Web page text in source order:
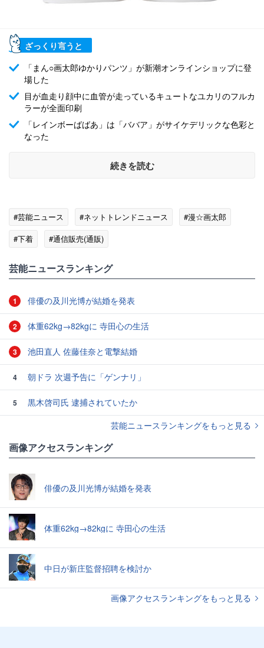
ざっくり言うと
「まん○画太郎ゆかりパンツ」が新潮オンラインショップに登
場した
目が血走り顔中に血管が走っているキュートなユカリのフルカ
ラーが全面印刷
「レインボーばばあ」は「ババア」がサイケデリックな色彩と
なった
続きを読む
#芸能ニュース #ネットトレンドニュース
#漫☆画太郎
#下着
#通信販売(通販)
芸能ニュースランキング
1 俳優の及川光博が結婚を発表
2 体重62kg→82kgに 寺田心の生活
3 池田直人 佐藤佳奈と電撃結婚
4 朝ドラ 次週予告に「ゲンナリ」
5
黒木啓司氏 逮捕されていたか
芸能ニュースランキングをもっと見る
画像アクセスランキング
俳優の及川光博が結婚を発表
体重62kg→82kgに 寺田心の生活
中日が新庄監督招聘を検討か
画像アクセスランキングをもっと見る